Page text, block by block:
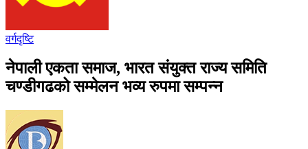
वर्गदृष्टि
नेपाली एकता समाज, भारत संयुक्त राज्य समिति
चण्डीगढको सम्मेलन भव्य रुपमा सम्पन्न